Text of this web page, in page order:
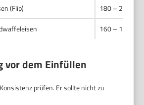
(Flip)
180 – 200 °C
160 – 180 °C
vor dem Einfüllen
prüfen. Er sollte nicht zu